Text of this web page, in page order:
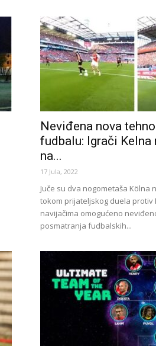
Neviđena nova
fudbalu: Igrači
na...
17 Jula, 2022
Juče su dva nogometaša Kölna
tokom prijateljskog duela protiv
navijačima omogućeno
posmatranja fudbalskih...